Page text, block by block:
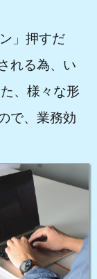
」押すだ
れる為、い
、様々な形
で、業務効